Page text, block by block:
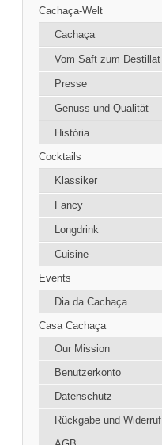
Cachaça-Welt
Cachaça
Vom Saft zum Destillat
Presse
Genuss und Qualität
História
Cocktails
Klassiker
Fancy
Longdrink
Cuisine
Events
Dia da Cachaça
Casa Cachaça
Our Mission
Benutzerkonto
Datenschutz
Rückgabe und Widerruf